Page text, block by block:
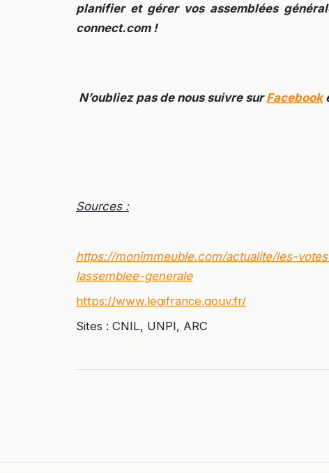
planifier et gérer vos assemblées
connect.com !
N’oubliez pas de nous suivre surFacebook
Sources :
https://monimmeuble.com/actualite/les-
lassemblee-generale
https://www.legifrance.gouv.fr/
Sites : CNIL, UNPI, ARC